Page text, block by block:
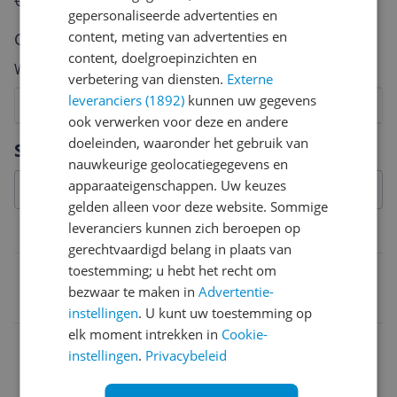
Specificaties
Belangrijkste kenmerken
4010168057378
Cijfer
Welk cijfer geef jij dit product?
8
7
6
5
4
3
2
Vraag 1 van 4
gepersonaliseerde advertenties en
content, meting van advertenties en
content, doelgroepinzichten en
verbetering van diensten. Externe
leveranciers (1892) kunnen uw gegevens
ook verwerken voor deze en andere
doeleinden, waaronder het gebruik van
nauwkeurige geolocatiegegevens en
apparaateigenschappen. Uw keuzes
gelden alleen voor deze website. Sommige
leveranciers kunnen zich beroepen op
gerechtvaardigd belang in plaats van
toestemming; u hebt het recht om
bezwaar te maken inAdvertentie-
instellingen. U kunt uw toestemming op
elk moment intrekken in Cookie-
instellingen. Privacybeleid